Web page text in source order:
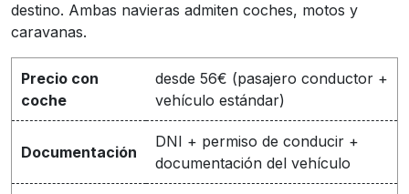
destino. Ambas navieras admiten coches, motos y
caravanas.
Precio con
coche
desde 56€ (pasajero conductor +
vehículo estándar)
Documentación
DNI + permiso de conducir +
documentación del vehículo